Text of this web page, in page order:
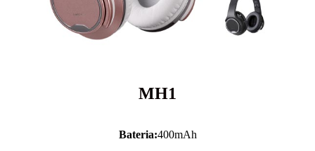
MH1
Bateria:400mAh